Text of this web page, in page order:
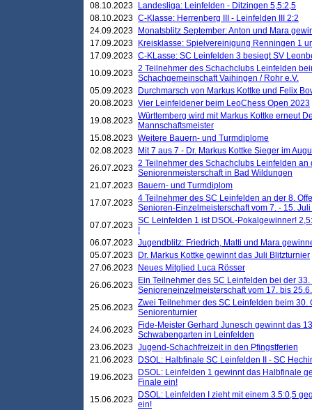
08.10.2023
Landesliga: Leinfelden - Ditzingen 5,5:2,5
08.10.2023 C-Klasse: Herrenberg III - Leinfelden III 2:2
24.09.2023
Monatsblitz September: Anton und Mara
17.09.2023
Kreisklasse: Spielvereinigung Renningen 1
17.09.2023 C-KLasse: SC Leinfelden 3 besiegt SV
10.09.2023 2 Teilnehmer des Schachclubs Leinfelden
Schachgemeinschaft Vaihingen / Rohr e.V.
05.09.2023
Durchmarsch von Markus Kottke und Felix
20.08.2023 Vier Leinfeldener beim LeoChess Open 2023
19.08.2023 Württemberg wird mit Markus Kottke erneut
Mannschaftsmeister
15.08.2023 Weitere Bauern- und Turmdiplome
02.08.2023
Mit 7 aus 7 - Dr. Markus Kottke Sieger im
26.07.2023 2 Teilnehmer des Schachclubs Leinfelden an
Seniorenmeisterschaft in Bad Wildungen
21.07.2023
Bauern- und Turmdiplom
17.07.2023 4 Teilnehmer des SC Leinfelden an der 8.
Senioren-Einzelmeisterschaft vom 7. - 15.
07.07.2023 SC Leinfelden 1 ist DSOL-Pokalgewinner!
!
06.07.2023 Jugendblitz: Friedrich, Matti und Mara
05.07.2023
Dr. Markus Kottke gewinnt das Juli Blitzturnier
27.06.2023
Neues Mitglied Luca Rösser
26.06.2023
Ein Teilnehmer des SC Leinfelden bei der
Senioreneinzelmeisterschaft vom 17. bis
25.06.2023 Zwei Teilnehmer des SC Leinfelden beim
Seniorenturnier
24.06.2023
Fide-Meister Gerhard Junesch gewinnt das
Schwabengarten in Leinfelden
23.06.2023 Jugend-Schachfreizeit in den Pfingstferien
21.06.2023
DSOL: Halbfinale SC Leinfelden II - SC
19.06.2023
DSOL: Leinfelden 1 gewinnt das Halbfinale
Finale ein!
15.06.2023
DSOL: Leinfelden I zieht mit einem 3.5:0,5
ein!